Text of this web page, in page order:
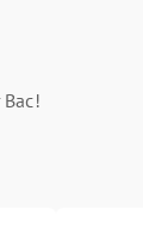
Вас!